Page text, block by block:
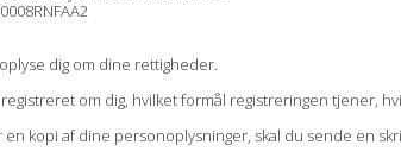
dig om dine rettigheder.
om dig, hvilket formål registreringen tjener,
kopi af dine personoplysninger, skal du sende en